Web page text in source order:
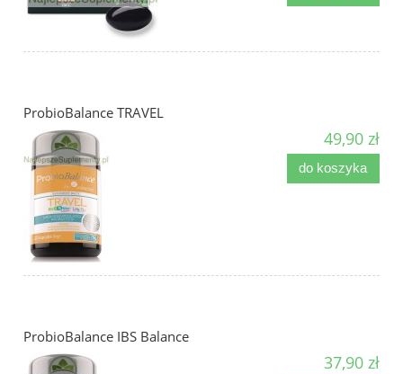
ProbioBalance TRAVEL
49,90 zł
do koszyka
ProbioBalance IBS Balance
37,90 zł